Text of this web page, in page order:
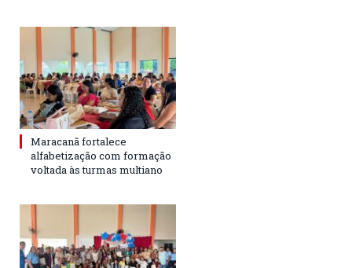
Maracanã fortalece
alfabetização com formação
voltada às turmas multiano